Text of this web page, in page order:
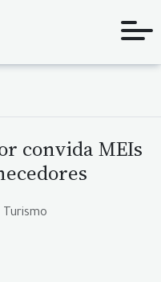
convida MEIs
Turismo